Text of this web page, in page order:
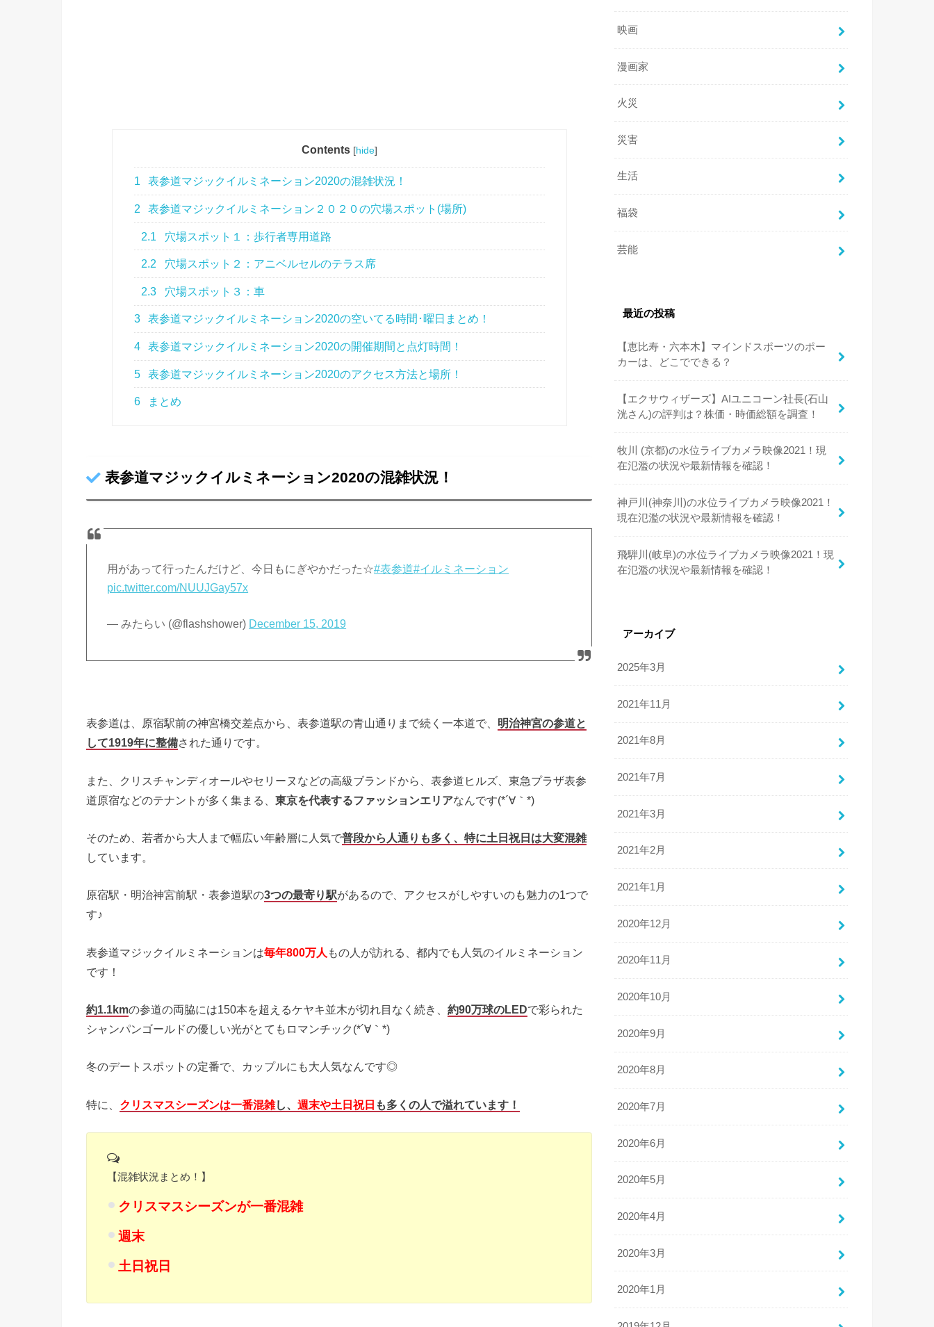
Contents [hide]
1 表参道マジックイルミネーション2020の混雑状況！
2 表参道マジックイルミネーション２０２０の穴場スポット(場所)
2.1 穴場スポット１：歩行者専用道路
2.2 穴場スポット２：アニベルセルのテラス席
2.3 穴場スポット３：車
3 表参道マジックイルミネーション2020の空いてる時間･曜日まとめ！
4 表参道マジックイルミネーション2020の開催期間と点灯時間！
5 表参道マジックイルミネーション2020のアクセス方法と場所！
6 まとめ
表参道マジックイルミネーション2020の混雑状況！
用があって行ったんだけど、今日もにぎやかだった☆#表参道#イルミネーション
pic.twitter.com/NUUJGay57x
— みたらい (@flashshower) December 15, 2019
表参道は、原宿駅前の神宮橋交差点から、表参道駅の青山通りまで続く一本道で、 明治神宮の参道と
して1919年に整備された通りです。
また、クリスチャンディオールやセリーヌなどの高級ブランドから、表参道ヒルズ、東急プラザ表参
道原宿などのテナントが多く集まる、 東京を代表するファッションエリアなんです(*´∀｀*)
そのため、若者から大人まで幅広い年齢層に人気で普段から人通りも多く、特に土日祝日は大変混雑
しています。
原宿駅・明治神宮前駅・表参道駅の3つの最寄り駅があるので、アクセスがしやすいのも魅力の1つで
す♪
表参道マジックイルミネーションは毎年800万人 もの人が訪れる、都内でも人気のイルミネーション
です！
約1.1kmの参道の両脇には150本を超えるケヤキ並木が切れ目なく続き、 約90万球のLEDで彩られた
シャンパンゴールドの優しい光がとてもロマンチック(*´∀｀*)
冬のデートスポットの定番で、カップルにも大人気なんです◎
特に、 クリスマスシーズンは一番混雑し、 週末や土日祝日 も多くの人で溢れています！
【混雑状況まとめ！】
クリスマスシーズンが一番混雑
週末
土日祝日
映画
漫画家
火災
災害
生活
福袋
芸能
最近の投稿
【恵比寿・六本木】マインドスポーツのポー
カーは、どこでできる？
【エクサウィザーズ】AIユニコーン社長(石山
洸さん)の評判は？株価・時価総額を調査！
牧川 (京都)の水位ライブカメラ映像2021！現
在氾濫の状況や最新情報を確認！
神戸川(神奈川)の水位ライブカメラ映像2021！
現在氾濫の状況や最新情報を確認！
飛騨川(岐阜)の水位ライブカメラ映像2021！現
在氾濫の状況や最新情報を確認！
アーカイブ
2025年3月
2021年11月
2021年8月
2021年7月
2021年3月
2021年2月
2021年1月
2020年12月
2020年11月
2020年10月
2020年9月
2020年8月
2020年7月
2020年6月
2020年5月
2020年4月
2020年3月
2020年1月